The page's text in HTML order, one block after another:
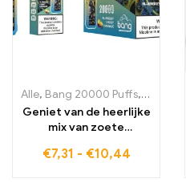
Alle, Bang 20000 Puffs,
Geniet van de heerlijke
mix van zoete
bruisende limonade
€7,31 - €10,44